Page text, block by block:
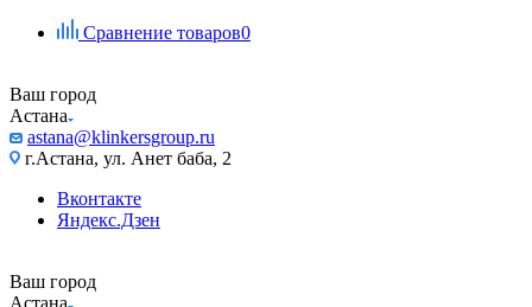
Сравнение товаров0
Ваш город
Астана
astana@klinkersgroup.ru
г.Астана, ул. Анет баба, 2
Вконтакте
Яндекс.Дзен
Ваш город
Астана